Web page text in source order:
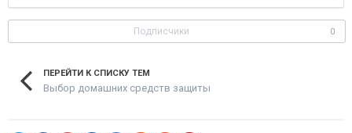
Подписчики 0
ПЕРЕЙТИ К СПИСКУ ТЕМ
Выбор домашних средств защиты